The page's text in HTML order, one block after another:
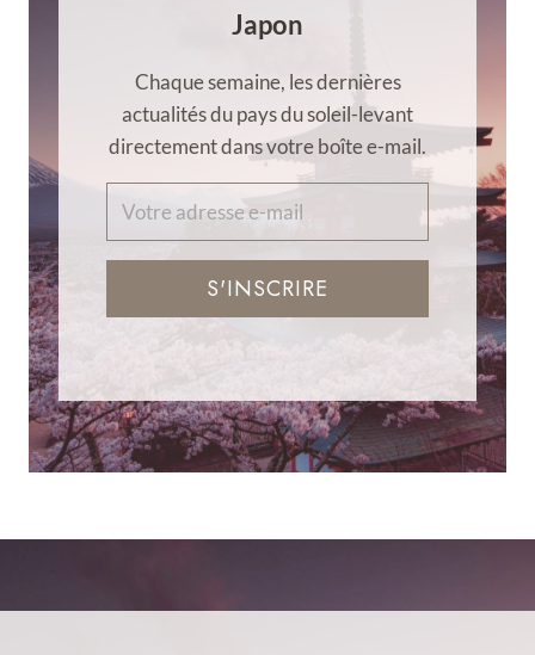
Japon
Chaque semaine, les dernières
actualités du pays du soleil-levant
directement dans votre boîte e-mail.
S'INSCRIRE